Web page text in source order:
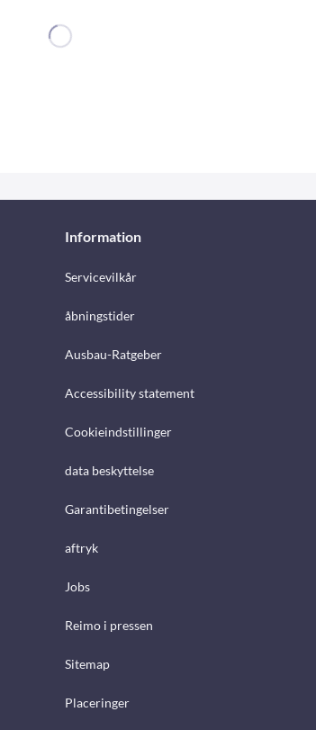
Information
Servicevilkår
åbningstider
Ausbau-Ratgeber
Accessibility statement
Cookieindstillinger
data beskyttelse
Garantibetingelser
aftryk
Jobs
Reimo i pressen
Sitemap
Placeringer